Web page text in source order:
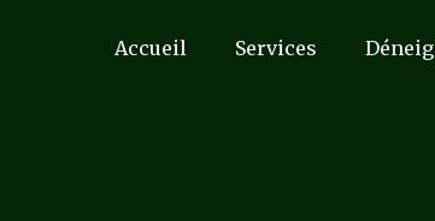
Accueil Services